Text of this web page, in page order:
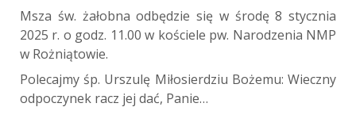
Msza św. żałobna odbędzie się w środę 8 stycznia
2025 r. o godz. 11.00 w kościele pw. Narodzenia NMP
w Rożniątowie.
Polecajmy śp. Urszulę Miłosierdziu Bożemu: Wieczny
odpoczynek racz jej dać, Panie…